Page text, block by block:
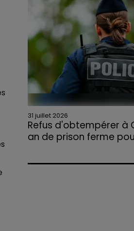
agriculteurs volontaires
31 juillet 2026
Refus d'obtempérer à
an de prison ferme
l'annulation de son permis